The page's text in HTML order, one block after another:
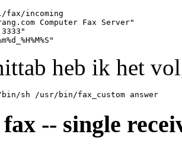
fax/incoming
Computer Fax Server"
3333"
heb ik het
-- single